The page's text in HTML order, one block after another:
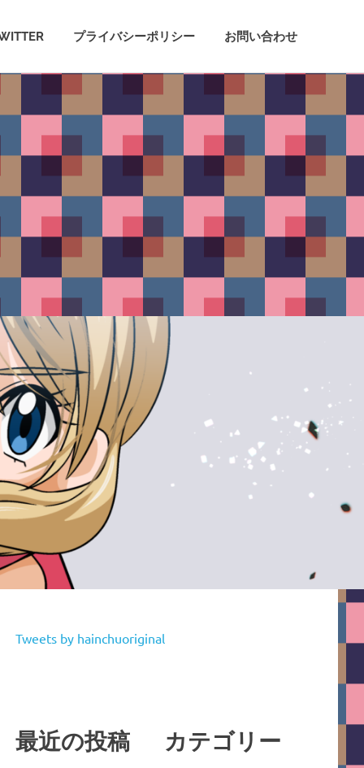
プライバシーポリシー お問い合わせ
Tweets by hainchuoriginal
最近の投稿 カテゴリー